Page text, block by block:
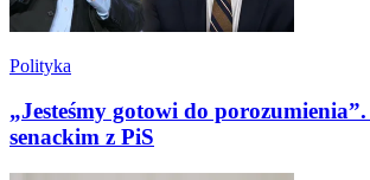
Polityka
„Jesteśmy gotowi do
senackim z PiS